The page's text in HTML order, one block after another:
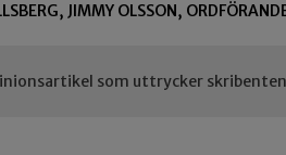
JIMMY OLSSON,
som uttrycker